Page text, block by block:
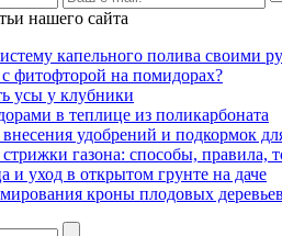
нашего сайта
капельного полива своими
с фитофторой на помидорах?
усы у клубники
в теплице из поликарбоната
удобрений и подкормок
газона: способы, правила,
и уход в открытом грунте на даче
кроны плодовых деревьев